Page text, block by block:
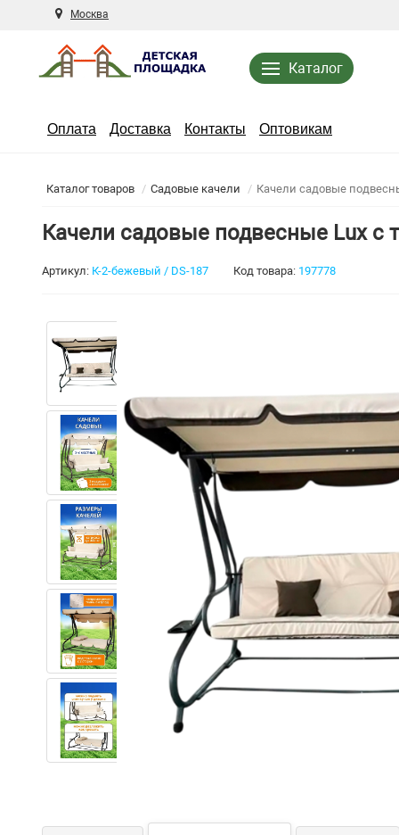
Москва
Каталог
Оплата Доставка Контакты Оптовикам
Каталог товаров Садовые качели Качели садовые
Качели садовые подвесные Lux
Артикул: К-2-бежевый / DS-187 Код товара: 197778